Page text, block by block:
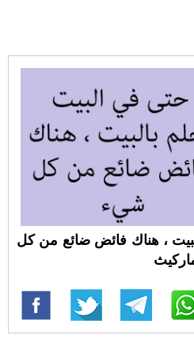
، هناك فائض ضائع من كل